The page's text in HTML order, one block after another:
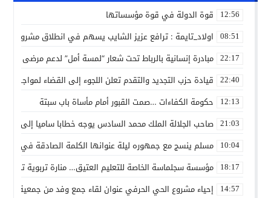
12:56 قوة الدولة في قوة مؤسساتها
08:51 اولاد_تايمة : ترافع عزيز الشايب يسهم في انطلاق مشروع
22:17 مبادرة إنسانية بالرباط تحت شعار “لمسة أمل” لدعم مرضى
22:40 قيادة حزب التجديد والتقدم تعلن اللجوء إلى القضاء لمواجهة
12:13 حكومة الكفاءات …صمت القبور أمام مأساة باب سبتة
21:03 صاحب الجلالة الملك محمد السادس يوجه خطابا ساميا إلى
10:04 مسلم ينسج مع جمهوره ليلة عنوانها الكلمة الصادقة في
18:17 مؤسسة سجلماسة الخاصة للتعليم العتيق… منارة تربوية تجمع
14:57 إحياء مشروع الحي الحرفي عنوان لقاء جمع وفد من جمعية